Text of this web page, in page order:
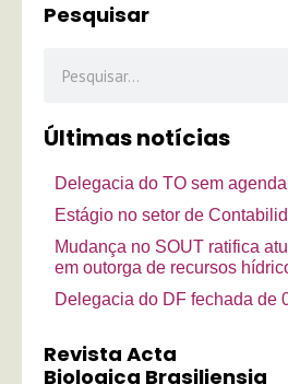
Pesquisar
Últimas notícias
Delegacia do TO sem
Estágio no setor de
Mudança no SOUT ratifica
em outorga de recursos
Delegacia do DF fechada de
Revista Acta
Biologica Brasiliensia